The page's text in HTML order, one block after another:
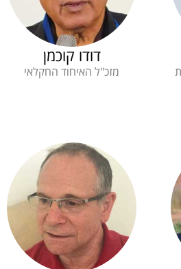
דודו קוכמן
מזכ"ל האיחוד החקלאי